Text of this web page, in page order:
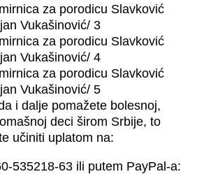
i dalje pomažete bolesnoj,
deci širom Srbije, to
učiniti uplatom na:
535218-63 ili putem PayPal-a: